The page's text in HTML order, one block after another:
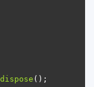
dispose